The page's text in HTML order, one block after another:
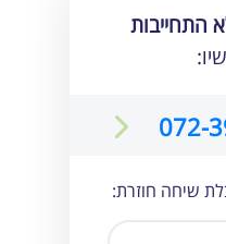
התחייבות
072-
שיחה חוזרת: